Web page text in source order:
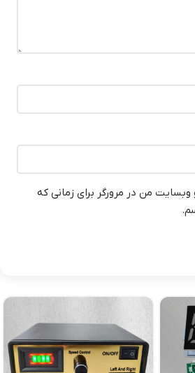
وبسایت من در مرورگر برای زمانی که